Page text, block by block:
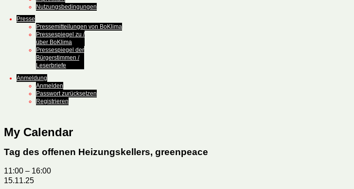
Nutzungsbedingungen
Presse
Pressemitteilungen von BoKlima
Pressespiegel zu /
über BoKlima
Pressespiegel der
Bürgerstimmen /
Leserbriefe
Anmeldung
Anmelden
Passwort zurücksetzen
Registrieren
My Calendar
Tag des offenen Heizungskellers, greenpeace
11:00 – 16:00
15.11.25